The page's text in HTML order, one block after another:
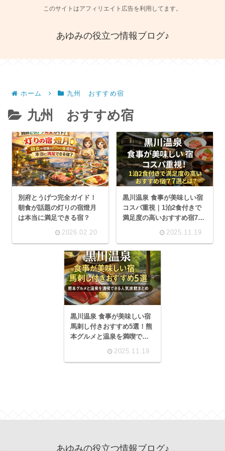
このサイトはアフィリエイト広告を利用してます。
あゆみの役立つ情報ブログ♪
ホーム 九州 おすすめ宿
九州 おすすめ宿
別府とうげつ完全ガイド！
朝食が話題の灯りの宿燈月
は本当に満足できる宿？
2026.02.20
黒川温泉 食事が美味しい宿
コスパ重視｜1泊2食付きで
満足度の高いおすすめ宿7
2025.11.19
黒川温泉 食事が美味しい宿
馬刺し付きおすすめ5選！熊
本グルメと温泉を満喫でき
2025.11.19
あゆみの役立つ情報ブログ♪